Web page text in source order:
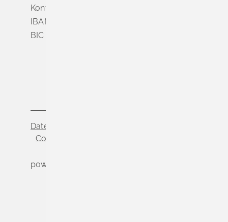
Konto Nr. 3 500 004
IBAN DE56 6839 0000 0003 5000 04
BIC VOLODE66
Datenschutz
Cookie-Einstellungen
powered by